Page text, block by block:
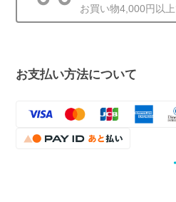
お買い物4,000円以
お支払い方法について